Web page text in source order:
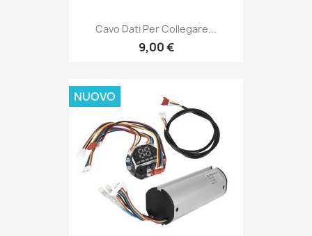
Cavo Dati Per Collegare...
9,00 €
NUOVO